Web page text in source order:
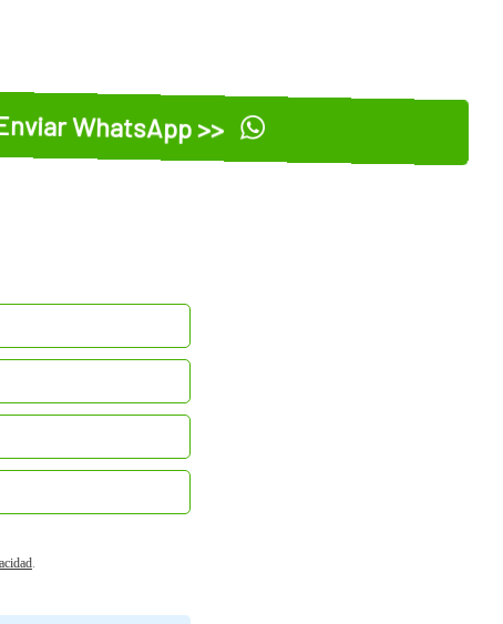
WhatsApp >>
.